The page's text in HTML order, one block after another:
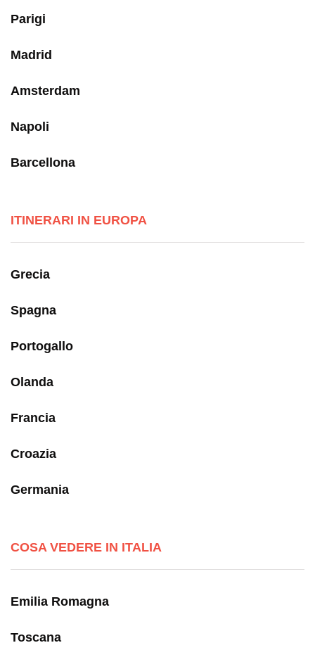
Parigi
Madrid
Amsterdam
Napoli
Barcellona
ITINERARI IN EUROPA
Grecia
Spagna
Portogallo
Olanda
Francia
Croazia
Germania
COSA VEDERE IN ITALIA
Emilia Romagna
Toscana